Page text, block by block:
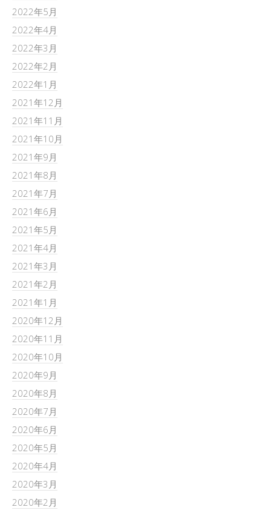
2022年5月
2022年4月
2022年3月
2022年2月
2022年1月
2021年12月
2021年11月
2021年10月
2021年9月
2021年8月
2021年7月
2021年6月
2021年5月
2021年4月
2021年3月
2021年2月
2021年1月
2020年12月
2020年11月
2020年10月
2020年9月
2020年8月
2020年7月
2020年6月
2020年5月
2020年4月
2020年3月
2020年2月